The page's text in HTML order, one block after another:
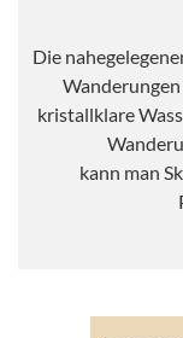
Die
kristallklare
kann man